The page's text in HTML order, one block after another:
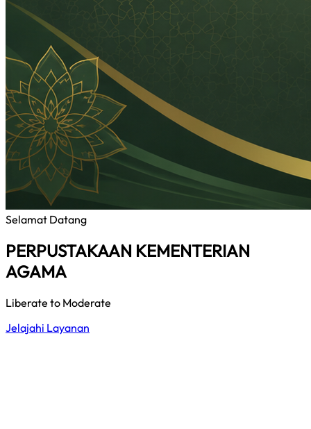
Selamat Datang
PERPUSTAKAAN KEMENTERIAN
AGAMA
Liberate to Moderate
Jelajahi Layanan